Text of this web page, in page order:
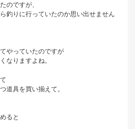
のですが、
釣りに行っていたのか思い出せません
やっていたのですが
なりますよね。
道具を買い揃えて。
ると